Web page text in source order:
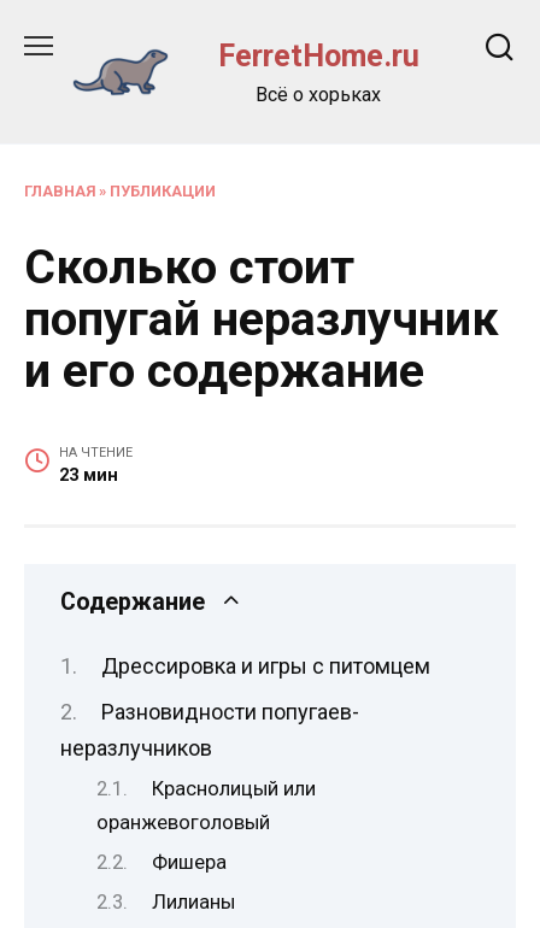
содержанию
FerretHome.ru
Всё о хорьках
ГЛАВНАЯ » ПУБЛИКАЦИИ
Сколько стоит
попугай неразлучник
и его содержание
НА ЧТЕНИЕ
23 мин
Содержание
Дрессировка и игры с питомцем
Разновидности попугаев-
неразлучников
Краснолицый или
оранжевоголовый
Фишера
Лилианы